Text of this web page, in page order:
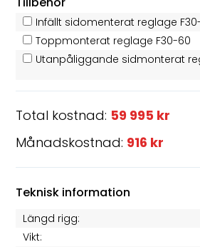
Infällt sidomenterat reglage
Toppmonterat reglage F30-60
Utanpåliggande sidmonterat
Total kostnad: 59 995 kr
Månadskostnad: 916 kr
Teknisk information
Längd rigg:
Vikt: